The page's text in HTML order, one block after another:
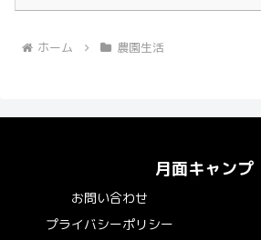
ホーム 農園生活
月面キャンプ
お問い合わせ
プライバシーポリシー